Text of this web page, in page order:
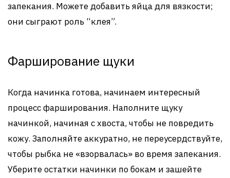
запекания. Можете добавить яйца для вязкости;
они сыграют роль “клея”.
Фарширование щуки
Когда начинка готова, начинаем интересный
процесс фарширования. Наполните щуку
начинкой, начиная с хвоста, чтобы не повредить
кожу. Заполняйте аккуратно, не переусердствуйте,
чтобы рыбка не «взорвалась» во время запекания.
Уберите остатки начинки по бокам и зашейте